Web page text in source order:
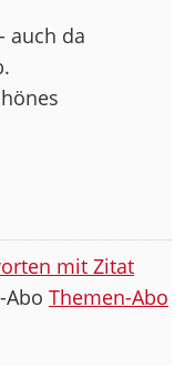
auch da
Themen-Abo